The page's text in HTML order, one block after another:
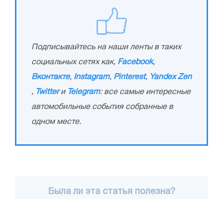
Подписывайтесь на наши ленты в таких
социальных сетях как, Facebook,
Вконтакте, Instagram, Pinterest, Yandex Zen
, Twitterи Telegram: все самые интересные
автомобильные события собранные в
одном месте.
Была ли эта статья полезна?